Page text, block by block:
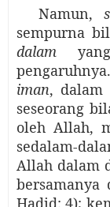
Namun,
sempurna
dalam
iman,
seseorang
oleh Allah,
sedalam-
Allah dalam
bersamanya
Hadid: 4);